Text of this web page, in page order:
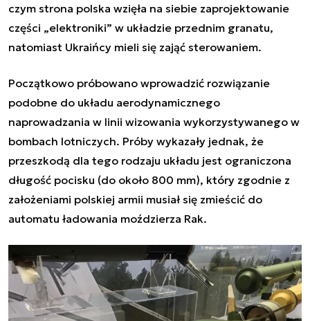
czym strona polska wzięła na siebie zaprojektowanie
części „elektroniki” w układzie przednim granatu,
natomiast Ukraińcy mieli się zająć sterowaniem.
Początkowo próbowano wprowadzić rozwiązanie
podobne do układu aerodynamicznego
naprowadzania w linii wizowania wykorzystywanego w
bombach lotniczych. Próby wykazały jednak, że
przeszkodą dla tego rodzaju układu jest ograniczona
długość pocisku (do około 800 mm), który zgodnie z
założeniami polskiej armii musiał się zmieścić do
automatu ładowania moździerza Rak.